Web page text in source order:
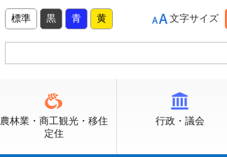
標準 黒 青 黄 文字サイズ
農林業・商工観光・移住
定住
行政・議会